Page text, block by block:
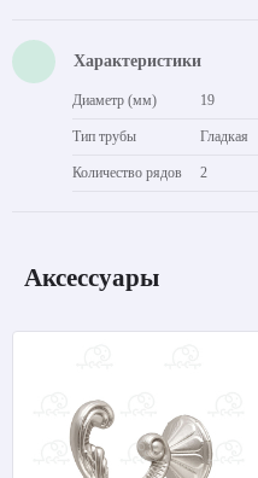
Характеристики
Диаметр (мм) 19
Тип трубы Гладкая
Количество рядов 2
Аксессуары